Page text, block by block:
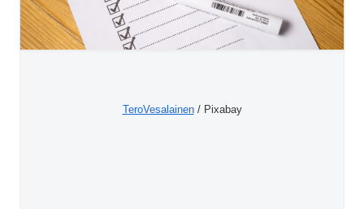
TeroVesalainen/ Pixabay